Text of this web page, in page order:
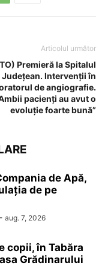
Articolul următor
Premieră la Spitalul
Județean. Intervenții în
de angiografie.
pacienți au avut o
evoluție foarte bună”
de Apă,
de pe
- aug. 7, 2026
copii, în Tabăra
Grădinarului